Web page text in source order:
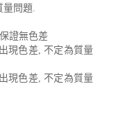
問題.
證無色差
現色差, 不定為質量
現色差, 不定為質量